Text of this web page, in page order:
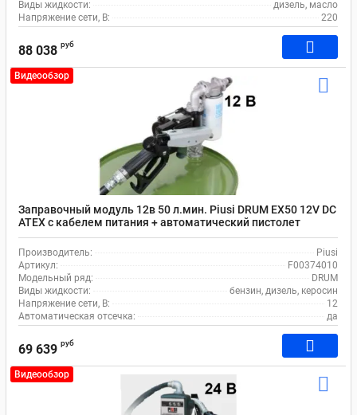
Виды жидкости:
дизель, масло
Напряжение сети, В:
220
88 038 руб
Видеообзор
Заправочный модуль 12в 50 л.мин. Piusi DRUM EX50 12V DC
ATEX с кабелем питания + автоматический пистолет
F00374010
Производитель:
Piusi
Артикул:
F00374010
Модельный ряд:
DRUM
Виды жидкости:
бензин, дизель, керосин
Напряжение сети, В:
12
Автоматическая отсечка:
да
69 639 руб
Видеообзор